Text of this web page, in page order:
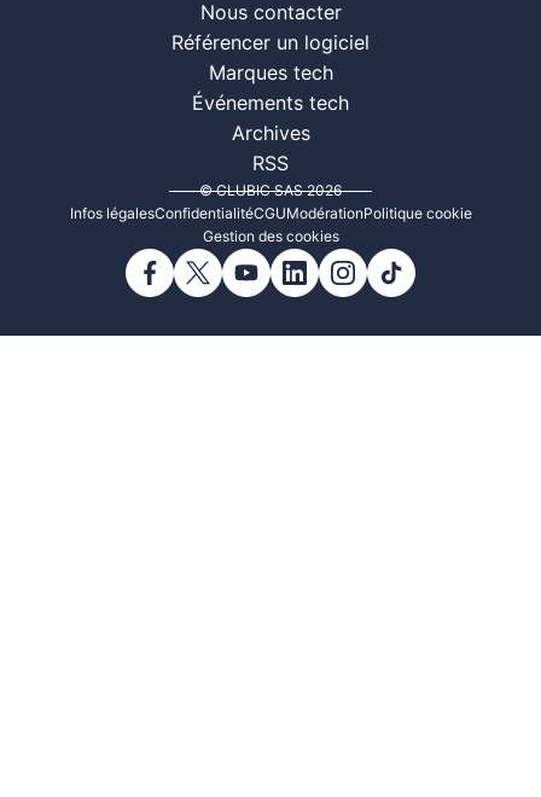
Nous contacter
Référencer un logiciel
Marques tech
Événements tech
Archives
RSS
© CLUBIC SAS 2026
Infos légalesConfidentialitéCGUModérationPolitique cookie
Gestion des cookies